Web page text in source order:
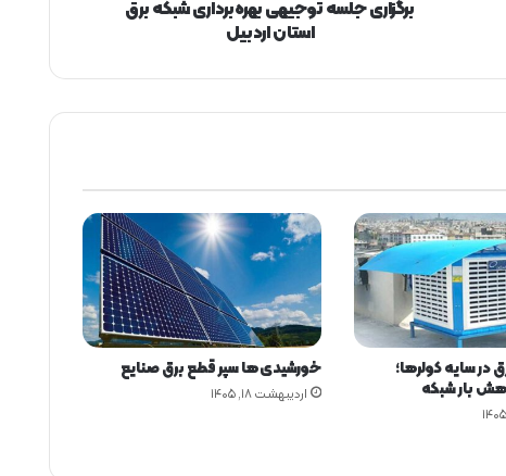
و
ب
ه
ر
ه‌
ب
ر
د
ا
ر
ی
برگزاری جلسه توجیهی بهره‌برداری شبکه برق
استان اردبیل
در سایه کولرها؛
بار شبکه
خورشیدی‌ها سپر قطع برق صنایع
اردیبهشت ۱۸, ۱۴۰۵